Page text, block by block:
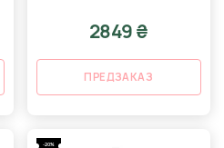
2849 ₴
ПРЕДЗАКАЗ
-20%